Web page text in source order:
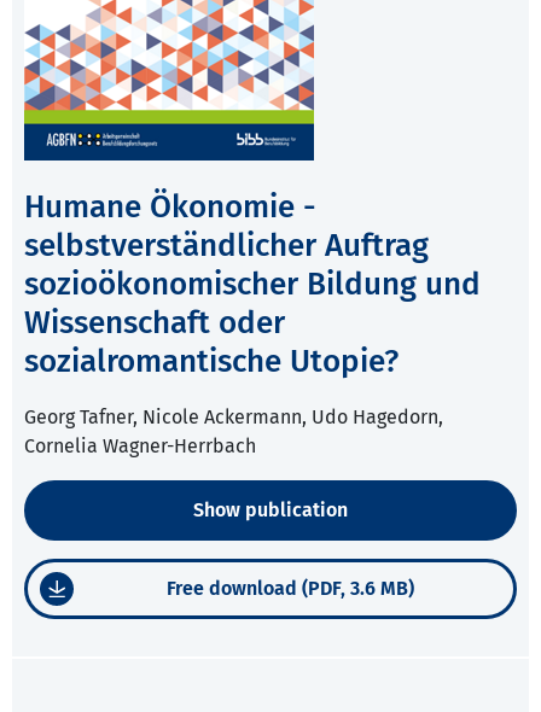
Humane Ökonomie -
selbstverständlicher Auftrag
sozioökonomischer Bildung und
Wissenschaft oder
sozialromantische Utopie?
Georg Tafner, Nicole Ackermann, Udo Hagedorn,
Cornelia Wagner-Herrbach
Show publication
Free download (PDF, 3.6 MB)